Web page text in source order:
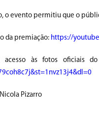
o evento permitiu que o
da premiação: https://
às fotos oficiais
Pizarro